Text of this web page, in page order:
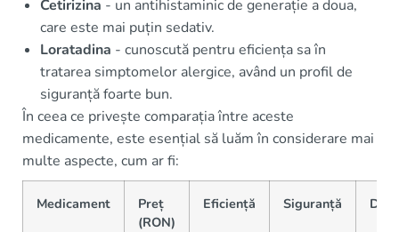
Cetirizina - un antihistaminic de generație a doua,
care este mai puțin sedativ.
Loratadina - cunoscută pentru eficiența sa în
tratarea simptomelor alergice, având un profil de
siguranță foarte bun.
În ceea ce privește comparația între aceste
medicamente, este esențial să luăm în considerare mai
multe aspecte, cum ar fi:
Medicament
Preț
(RON)
Eficiență Siguranță